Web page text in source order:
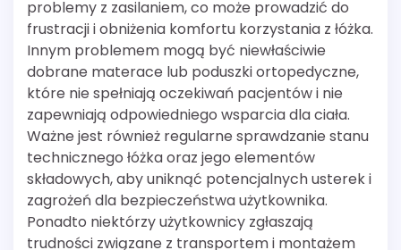
problemy z zasilaniem, co może prowadzić do
frustracji i obniżenia komfortu korzystania z łóżka.
Innym problemem mogą być niewłaściwie
dobrane materace lub poduszki ortopedyczne,
które nie spełniają oczekiwań pacjentów i nie
zapewniają odpowiedniego wsparcia dla ciała.
Ważne jest również regularne sprawdzanie stanu
technicznego łóżka oraz jego elementów
składowych, aby uniknąć potencjalnych usterek i
zagrożeń dla bezpieczeństwa użytkownika.
Ponadto niektórzy użytkownicy zgłaszają
trudności związane z transportem i montażem